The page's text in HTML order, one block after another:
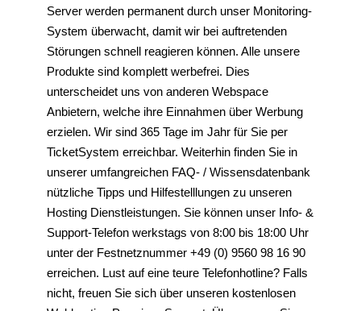
Server werden permanent durch unser Monitoring-
System überwacht, damit wir bei auftretenden
Störungen schnell reagieren können. Alle unsere
Produkte sind komplett werbefrei. Dies
unterscheidet uns von anderen Webspace
Anbietern, welche ihre Einnahmen über Werbung
erzielen. Wir sind 365 Tage im Jahr für Sie per
TicketSystem erreichbar. Weiterhin finden Sie in
unserer umfangreichen FAQ- / Wissensdatenbank
nützliche Tipps und Hilfestelllungen zu unseren
Hosting Dienstleistungen. Sie können unser Info- &
Support-Telefon werkstags von 8:00 bis 18:00 Uhr
unter der Festnetznummer +49 (0) 9560 98 16 90
erreichen. Lust auf eine teure Telefonhotline? Falls
nicht, freuen Sie sich über unseren kostenlosen